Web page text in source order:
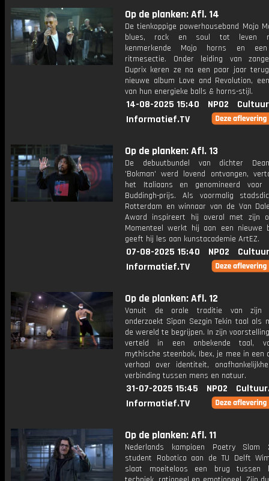
Op de planken: Afl. 14
De tienkoppige powerhouseband Mojo
blues, rock en soul tot leven
kenmerkende Mojo horns en
ritmesectie. Onder leiding van
Duprix keren ze na een paar jaar
nieuwe album Love and Revolution,
van hun energieke balls & horns-stijl.
14-08-2025 15:40 NPO2
Informatief.TV
Op de planken: Afl. 13
De debuutbundel van dichter
'Bokman' werd lovend ontvangen,
het Italiaans en genomineerd voor
Buddingh-prijs. Als voormalig
Rotterdam en winnaar van de Van Dale
Award inspireert hij overal met zijn
Momenteel werkt hij aan een nieuwe
geeft hij les aan kunstacademie ArtEZ.
07-08-2025 15:40 NPO2
Informatief.TV
Op de planken: Afl. 12
Vanuit de orale traditie van zijn
onderzoekt Sîpan Sezgin Tekin taal als
de wereld te begrijpen. In zijn voorstelling
verteld in een onbekende taal,
mythische steenbok, Ibex, je mee in een
verhaal over identiteit,
verbinding tussen mens en natuur.
31-07-2025 15:45 NPO2
Informatief.TV
Op de planken: Afl. 11
Nederlands kampioen Poetry Slam
student Robotica aan de TU Delft
slaat moeiteloos een brug tussen